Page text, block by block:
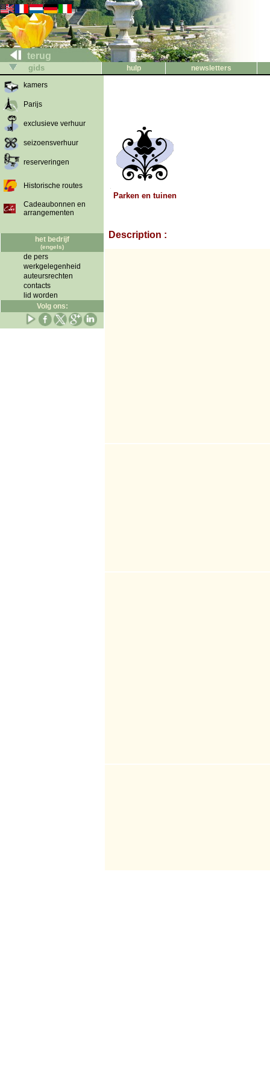
terug
gids hulp
newsletters
kamers
Parijs
exclusieve verhuur
seizoensverhuur
reserveringen
Historische routes
Cadeaubonnen en
arrangementen
het bedrijf
(engels)
de pers
werkgelegenheid
auteursrechten
contacts
lid worden
Volg ons:
Parken en tuinen
Description :